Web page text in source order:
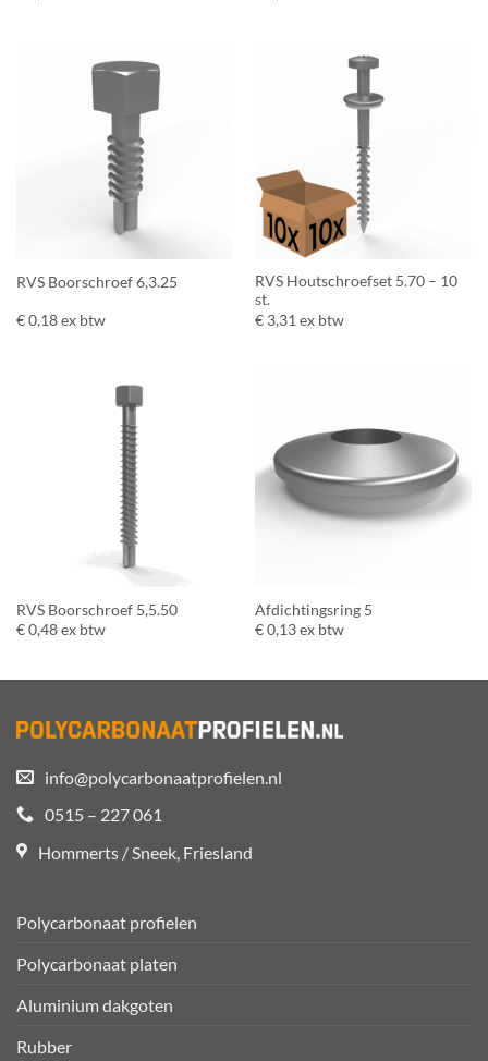
RVS Boorschroef 6,3.25
€0,18 ex btw
RVS Houtschroefset 5.70 – 10
st.
€3,31 ex btw
RVS Boorschroef 5,5.50
€0,48 ex btw
Afdichtingsring 5
€0,13 ex btw
info@polycarbonaatprofielen.nl
0515 – 227 061
Hommerts / Sneek, Friesland
Polycarbonaat profielen
Polycarbonaat platen
Aluminium dakgoten
Rubber